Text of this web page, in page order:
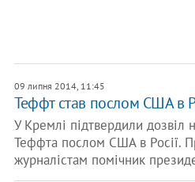
09 липня 2014, 11:45
Теффт став послом США в
У Кремлі підтвердили
Теффта послом США в Росії.
журналістам помічник